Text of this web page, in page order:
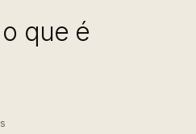
o que é